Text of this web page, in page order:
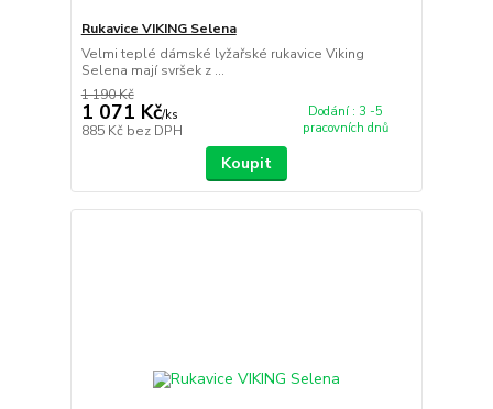
Rukavice VIKING Selena
Velmi teplé dámské lyžařské rukavice Viking
Selena mají svršek z ...
1 190 Kč
1 071 Kč/ks
885 Kč bez DPH
Dodání : 3 -5
pracovních dnů
Koupit